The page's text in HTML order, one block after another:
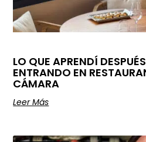
LO QUE APRENDÍ
ENTRANDO EN
CÁMARA
Leer Más